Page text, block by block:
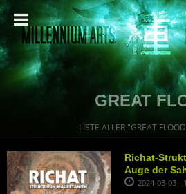
GREAT
LISTE ALLER "GREAT
Richat-
Auge der
2024-03-03 -